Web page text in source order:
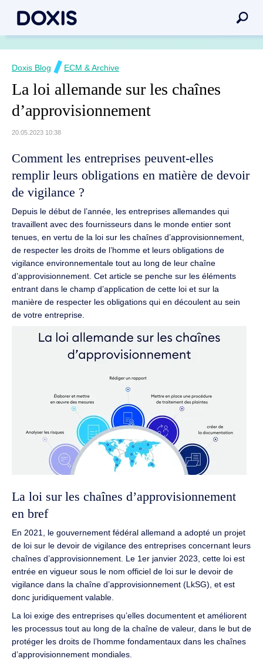
Doxis Blog ECM & Archive
La loi allemande sur les chaînes
d’approvisionnement
20.05.2023 10:38
Comment les entreprises peuvent-elles
remplir leurs obligations en matière de devoir
de vigilance ?
Depuis le début de l’année, les entreprises allemandes qui
travaillent avec des fournisseurs dans le monde entier sont
tenues, en vertu de la loi sur les chaînes d’approvisionnement,
de respecter les droits de l’homme et leurs obligations de
vigilance environnementale tout au long de leur chaîne
d’approvisionnement. Cet article se penche sur les éléments
entrant dans le champ d’application de cette loi et sur la
manière de respecter les obligations qui en découlent au sein
de votre entreprise.
La loi sur les chaînes d’approvisionnement
en bref
En 2021, le gouvernement fédéral allemand a adopté un projet
de loi sur le devoir de vigilance des entreprises concernant leurs
chaînes d’approvisionnement. Le 1er janvier 2023, cette loi est
entrée en vigueur sous le nom officiel de loi sur le devoir de
vigilance dans la chaîne d’approvisionnement (LkSG), et est
donc juridiquement valable.
La loi exige des entreprises qu’elles documentent et améliorent
les processus tout au long de la chaîne de valeur, dans le but de
protéger les droits de l’homme fondamentaux dans les chaînes
d’approvisionnement mondiales.